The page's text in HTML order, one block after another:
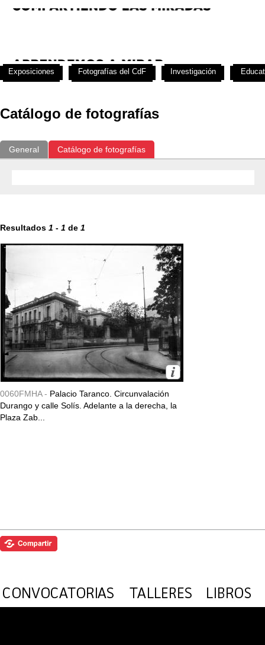
Catálogo de fotografías
General Catálogo de fotografías
Resultados 1 - 1 de 1
0060FMHA - Palacio Taranco. Circunvalación
Durango y calle Solís. Adelante a la derecha, la
Plaza Zab...
Exposiciones Fotografías del CdF Investigación